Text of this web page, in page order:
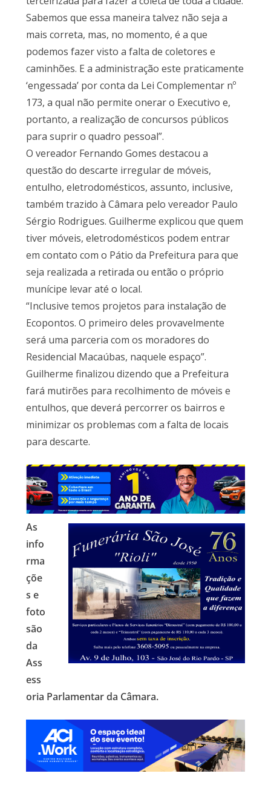
Sabemos que essa maneira talvez não seja a
mais correta, mas, no momento, é a que
podemos fazer visto a falta de coletores e
caminhões. E a administração este praticamente
‘engessada’ por conta da Lei Complementar nº
173, a qual não permite onerar o Executivo e,
portanto, a realização de concursos públicos
para suprir o quadro pessoal”.
O vereador Fernando Gomes destacou a
questão do descarte irregular de móveis,
entulho, eletrodomésticos, assunto, inclusive,
também trazido à Câmara pelo vereador Paulo
Sérgio Rodrigues. Guilherme explicou que quem
tiver móveis, eletrodomésticos podem entrar
em contato com o Pátio da Prefeitura para que
seja realizada a retirada ou então o próprio
munícipe levar até o local.
“Inclusive temos projetos para instalação de
Ecopontos. O primeiro deles provavelmente
será uma parceria com os moradores do
Residencial Macaúbas, naquele espaço”.
Guilherme finalizou dizendo que a Prefeitura
fará mutirões para recolhimento de móveis e
entulhos, que deverá percorrer os bairros e
minimizar os problemas com a falta de locais
para descarte.
As
info
rma
çõe
s e
foto
são
da
Ass
ess
oria Parlamentar da Câmara.